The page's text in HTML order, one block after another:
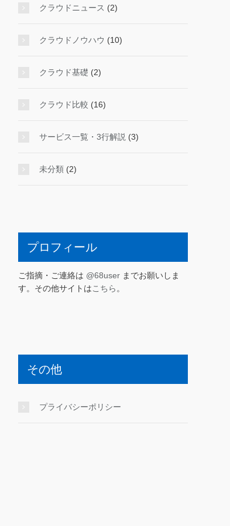
クラウドニュース (2)
クラウドノウハウ (10)
クラウド基礎 (2)
クラウド比較 (16)
サービス一覧・3行解説 (3)
未分類 (2)
プロフィール
ご指摘・ご連絡は @68user までお願いしま
す。その他サイトはこちら 。
その他
プライバシーポリシー